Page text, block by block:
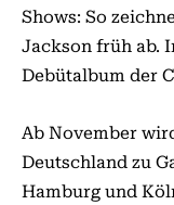
Shows: So
Jackson früh ab.
Debütalbum der
Ab November
Deutschland zu
Hamburg und